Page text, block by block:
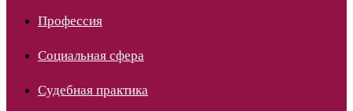
Профессия
Социальная сфера
Судебная практика